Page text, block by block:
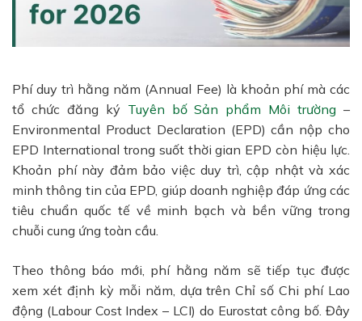
Phí duy trì hằng năm (Annual Fee) là khoản phí mà các
tổ chức đăng ký Tuyên bố Sản phẩm Môi trường –
Environmental Product Declaration (EPD) cần nộp cho
EPD International trong suốt thời gian EPD còn hiệu lực.
Khoản phí này đảm bảo việc duy trì, cập nhật và xác
minh thông tin của EPD, giúp doanh nghiệp đáp ứng các
tiêu chuẩn quốc tế về minh bạch và bền vững trong
chuỗi cung ứng toàn cầu.
Theo thông báo mới, phí hằng năm sẽ tiếp tục được
xem xét định kỳ mỗi năm, dựa trên Chỉ số Chi phí Lao
động (Labour Cost Index – LCI) do Eurostat công bố. Đây